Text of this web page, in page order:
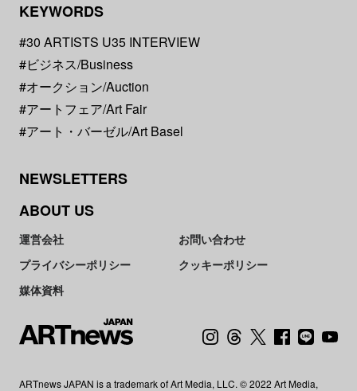
KEYWORDS
#30 ARTISTS U35 INTERVIEW
#ビジネス/Business
#オークション/Auction
#アートフェア/Art Fair
#アート・バーゼル/Art Basel
NEWSLETTERS
ABOUT US
運営会社
お問い合わせ
プライバシーポリシー
クッキーポリシー
媒体資料
ARTnews JAPAN is a trademark of Art Media, LLC. © 2022 Art Media,